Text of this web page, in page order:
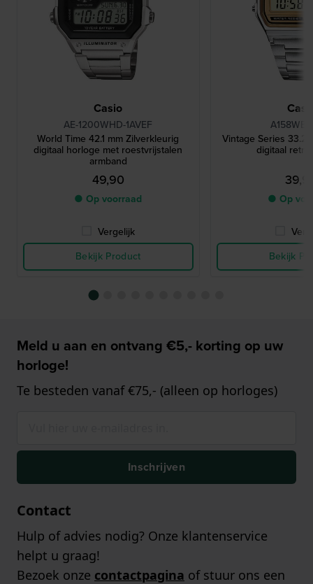
Casio
AE-1200WHD-1AVEF
World Time 42.1 mm Zilverkleurig
digitaal horloge met roestvrijstalen
armband
49,90
● Op voorraad
Vergelijk
Bekijk Product
Vintage Series 33.2
digitaal
● Op
Bekijk
Meld u aan en ontvang €5,- korting op uw
horloge!
Te besteden vanaf €75,- (alleen op horloges)
Inschrijven
Contact
Hulp of advies nodig? Onze klantenservice
helpt u graag!
Bezoek onze contactpagina of stuur ons een